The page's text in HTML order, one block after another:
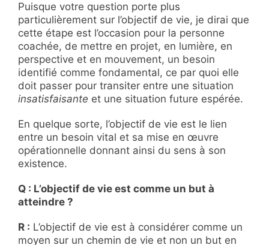
Puisque votre question porte plus
particulièrement sur l’objectif de vie, je dirai que
cette étape est l’occasion pour la personne
coachée, de mettre en projet, en lumière, en
perspective et en mouvement, un besoin
identifié comme fondamental, ce par quoi elle
doit passer pour transiter entre une situation
insatisfaisante et une situation future espérée.
En quelque sorte, l’objectif de vie est le lien
entre un besoin vital et sa mise en œuvre
opérationnelle donnant ainsi du sens à son
existence.
Q : L’objectif de vie est comme un but à
atteindre ?
R : L’objectif de vie est à considérer comme un
moyen sur un chemin de vie et non un but en